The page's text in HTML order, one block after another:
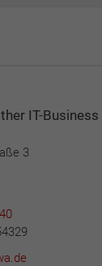
IT-Business
3